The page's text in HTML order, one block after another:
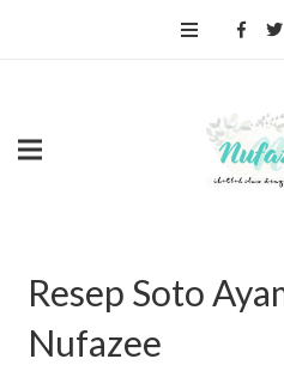
Resep Soto
Nufazee